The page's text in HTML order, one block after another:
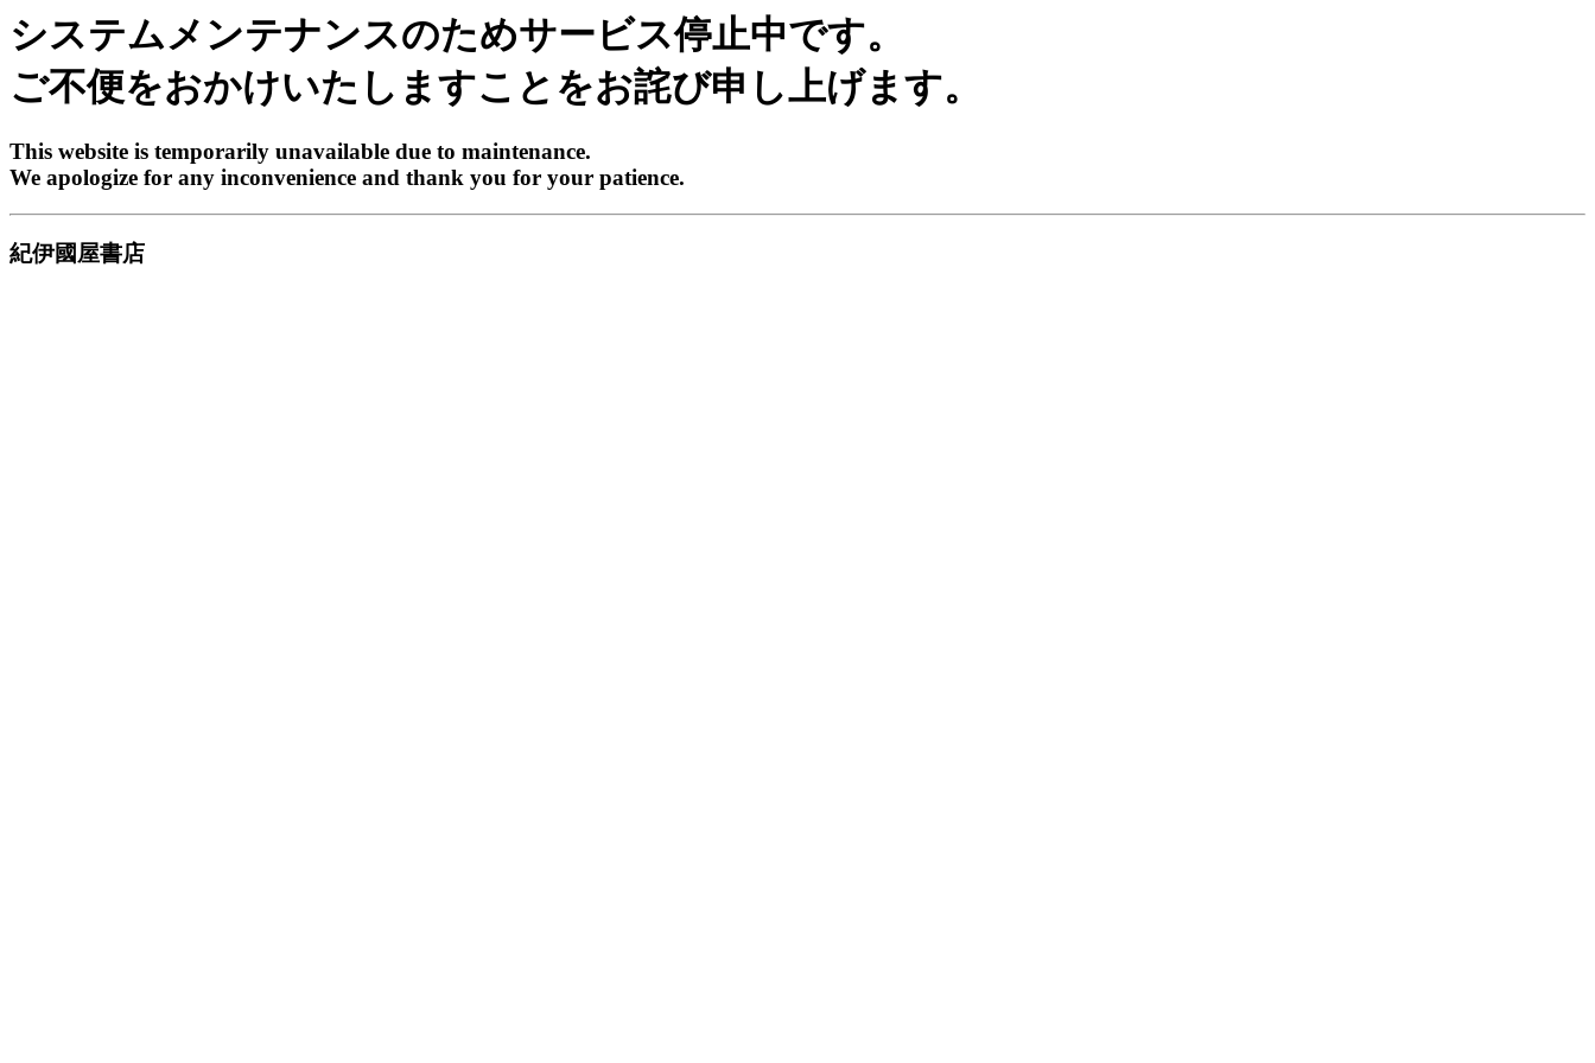
システムメンテナンスのためサービス停止中です。
ご不便をおかけいたしますことをお詫び申し上げます。
This website is temporarily unavailable due to maintenance.
We apologize for any inconvenience and thank you for your patience.
紀伊國屋書店